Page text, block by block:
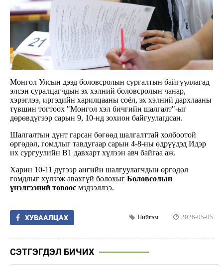
Монгол Улсын дээд боловсролын сургалтын байгууллагад
элсэн суралцагчдын эх хэлний боловсролын чанар,
хэрэглээ, иргэдийн харилцааны соёл, эх хэлний дархлааны
түвшин тогтоох "Монгол хэл бичгийн шалгалт"-ыг
дөрөвдүгээр сарын 9, 10-нд зохион байгуулагдсан.
Шалгалтын дүнт гарсан бөгөөд шалгалттай холбоотой
өргөдөл, гомдлыг тавдугаар сарын 4-8-ны өдрүүдэд Идэр
их сургуулийн В1 давхарт хүлээн авч байгаа аж.
Харин 10-11 дүгээр ангийн шалгуулагчдын өргөдөл
гомдлыг хүлээж авахгүй болохыг Боловсолын
үнэлгээний төвөөс мэдээллээ.
ХУВААЛЦАХ Нийгэм 2026-05-05
СЭТГЭГДЭЛ БИЧИХ